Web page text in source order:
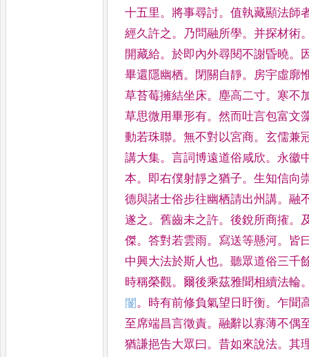
十五里。 將事尋討。值執藏顯法師
經久許之。 乃問融所學。 并探材術
開藏給。於即內外尋閱不謝昏曉。
畢還隱幽栖。 閉關自靜。
房宇虛廓
草苔莓擁結坐床。 塵高二寸。寒不
草思微用畢形有。然而吐言包富文
動若珠聯。無不對以宮商。玄儒兼
講大集。言詞博遠道俗咸欣。 永徽
本。 即右僕射靜之猶子。生知信向
德與諸士俗步往幽栖請出州講。融
遂之。舊齒未之許。後銳所商搉。
傑。答對若雲雨。 寫送等懸河。 皆
中興大法於斯人也。聽眾道俗三千
時稱榮觀。爾後乘茲雅聞相續法輪
𨶮。 時有前修負氣望日盱衡。乍聞
至席端昌言徵責。融辭以寡薄不偶
猶謙挹告大眾曰 。昔如來說法。其